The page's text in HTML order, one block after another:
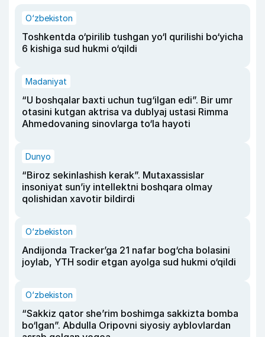
O‘zbekiston
Toshkentda o‘pirilib tushgan yo‘l qurilishi bo‘yicha
6 kishiga sud hukmi o‘qildi
Madaniyat
“U boshqalar baxti uchun tug‘ilgan edi”. Bir umr
otasini kutgan aktrisa va dublyaj ustasi Rimma
Ahmedovaning sinovlarga to‘la hayoti
Dunyo
“Biroz sekinlashish kerak”. Mutaxassislar
insoniyat sun’iy intellektni boshqara olmay
qolishidan xavotir bildirdi
O‘zbekiston
Andijonda Tracker’ga 21 nafar bog‘cha bolasini
joylab, YTH sodir etgan ayolga sud hukmi o‘qildi
O‘zbekiston
“Sakkiz qator she’rim boshimga sakkizta bomba
bo‘lgan”. Abdulla Oripovni siyosiy ayblovlardan